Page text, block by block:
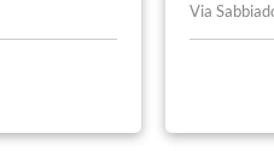
Via